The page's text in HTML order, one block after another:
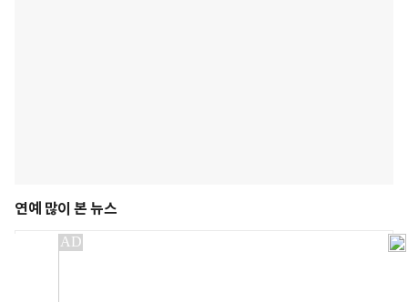
연예 많이 본 뉴스